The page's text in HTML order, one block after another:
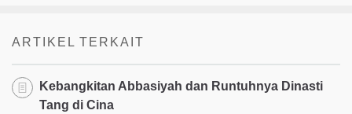
ARTIKEL TERKAIT
Kebangkitan Abbasiyah dan Runtuhnya Dinasti
Tang di Cina